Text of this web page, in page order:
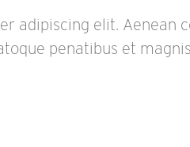
adipiscing elit. Aenean
penatibus et